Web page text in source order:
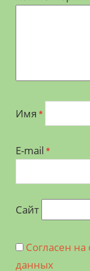
Имя *
E-mail *
Сайт
Согласен
данных